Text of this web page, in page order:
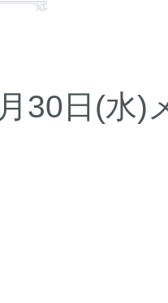
30日(水)